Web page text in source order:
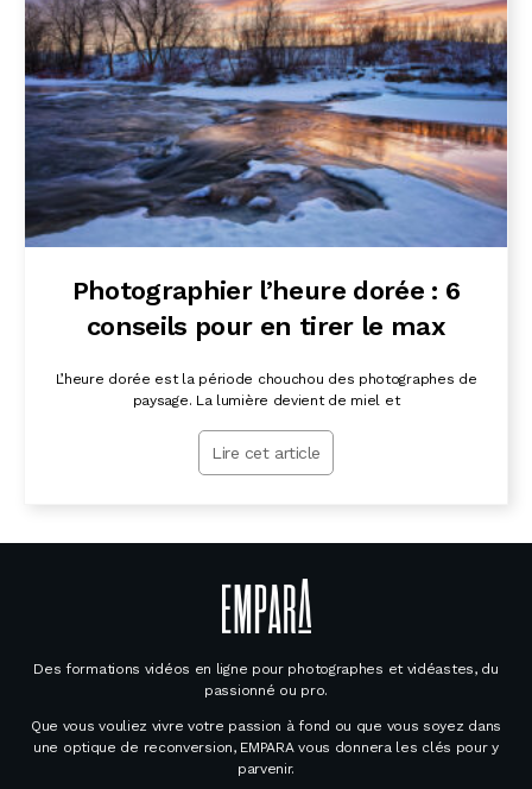
Photographier l’heure dorée : 6
conseils pour en tirer le max
L’heure dorée est la période chouchou des photographes de
paysage. La lumière devient de miel et
Lire cet article
Des formations vidéos en ligne pour photographes et vidéastes, du
passionné ou pro.
Que vous vouliez vivre votre passion à fond ou que vous soyez dans
une optique de reconversion, EMPARA vous donnera les clés pour y
parvenir.